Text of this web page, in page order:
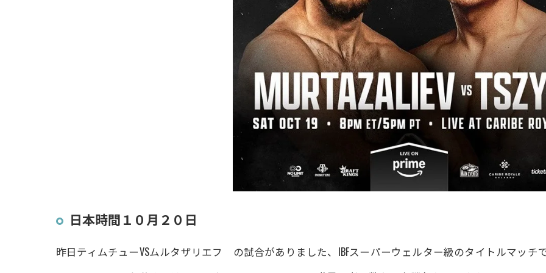
日本時間１０月２０日
昨日ティムチューVSムルタザリエフ の試合がありました、IBFスーパーウェルター級のタイトルマッチ